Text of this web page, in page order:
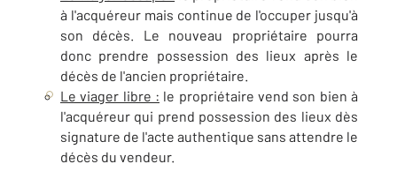
à l'acquéreur mais continue de l'occuper jusqu'à
son décès. Le nouveau propriétaire pourra
donc prendre possession des lieux après le
décès de l'ancien propriétaire.
Le viager libre : le propriétaire vend son bien à
l'acquéreur qui prend possession des lieux dès
signature de l'acte authentique sans attendre le
décès du vendeur.